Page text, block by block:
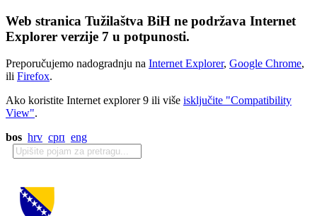
Web stranica Tužilaštva BiH ne podržava Internet
Explorer verzije 7 u potpunosti.
Preporučujemo nadogradnju na Internet Explorer, Google Chrome,
ili Firefox.
Ako koristite Internet explorer 9 ili više isključite "Compatibility
View".
bos hrv срп eng